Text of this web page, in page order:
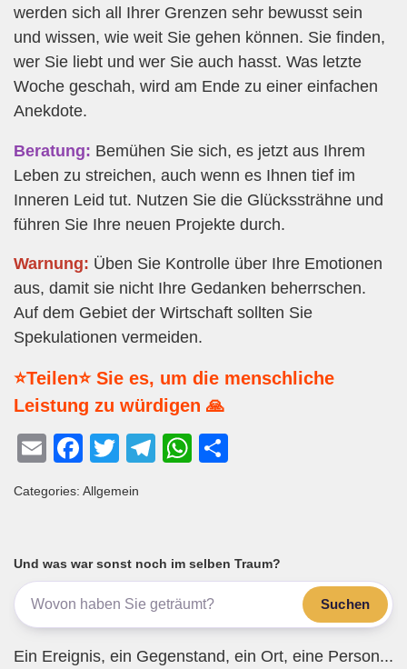
werden sich all Ihrer Grenzen sehr bewusst sein
und wissen, wie weit Sie gehen können. Sie finden,
wer Sie liebt und wer Sie auch hasst. Was letzte
Woche geschah, wird am Ende zu einer einfachen
Anekdote.
Beratung: Bemühen Sie sich, es jetzt aus Ihrem
Leben zu streichen, auch wenn es Ihnen tief im
Inneren Leid tut. Nutzen Sie die Glückssträhne und
führen Sie Ihre neuen Projekte durch.
Warnung: Üben Sie Kontrolle über Ihre Emotionen
aus, damit sie nicht Ihre Gedanken beherrschen.
Auf dem Gebiet der Wirtschaft sollten Sie
Spekulationen vermeiden.
⭐Teilen⭐ Sie es, um die menschliche
Leistung zu würdigen 🙏
E
ail
F
c
b
o
o
k
T
tt
T
a
m
W
A
p
p
Categories: Allgemein
Und was war sonst noch im selben Traum?
Suchen
Ein Ereignis, ein Gegenstand, ein Ort, eine Person...